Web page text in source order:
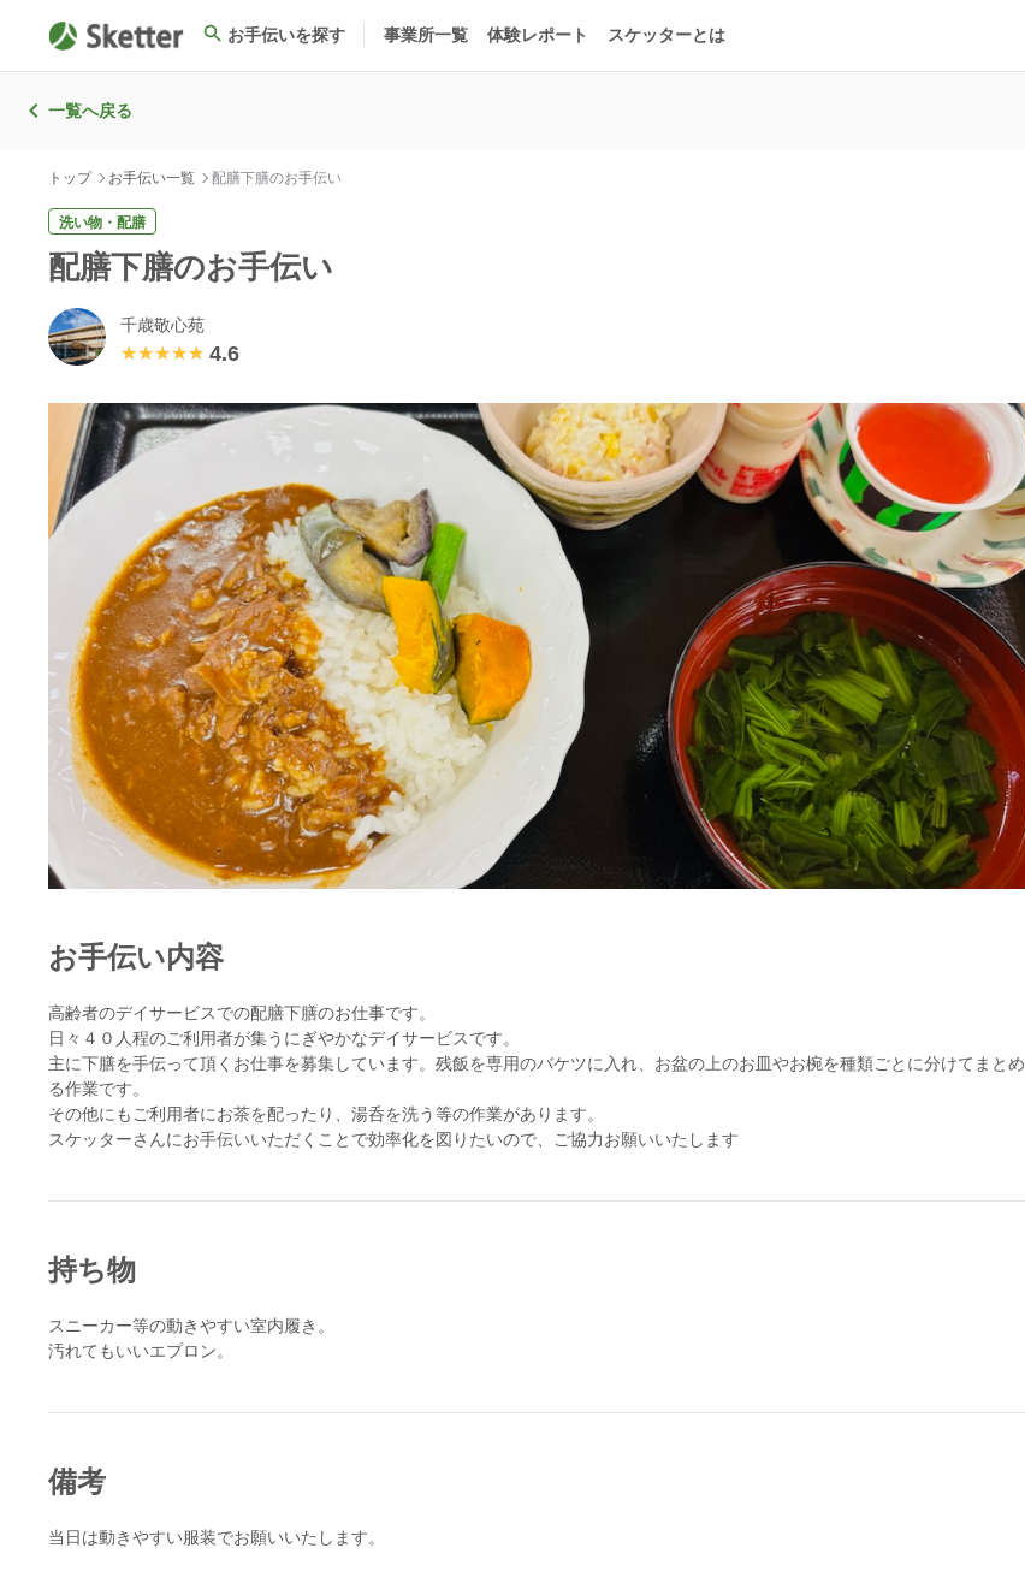
お手伝いを探す 事業所一覧 体験レポート スケッターとは
一覧へ戻る
トップ お手伝い一覧 配膳下膳のお手伝い
洗い物・配膳
配膳下膳のお手伝い
千歳敬心苑
★★★★★
★★★★★ 4.6
お手伝い内容
高齢者のデイサービスでの配膳下膳のお仕事です。
日々４０人程のご利用者が集うにぎやかなデイサービスです。
主に下膳を手伝って頂くお仕事を募集しています。残飯を専用のバケツに入れ、お盆の上のお皿やお椀を種類ごとに分けてまとめ
る作業です。
その他にもご利用者にお茶を配ったり、湯呑を洗う等の作業があります。
スケッターさんにお手伝いいただくことで効率化を図りたいので、ご協力お願いいたします
持ち物
スニーカー等の動きやすい室内履き。
汚れてもいいエプロン。
備考
当日は動きやすい服装でお願いいたします。